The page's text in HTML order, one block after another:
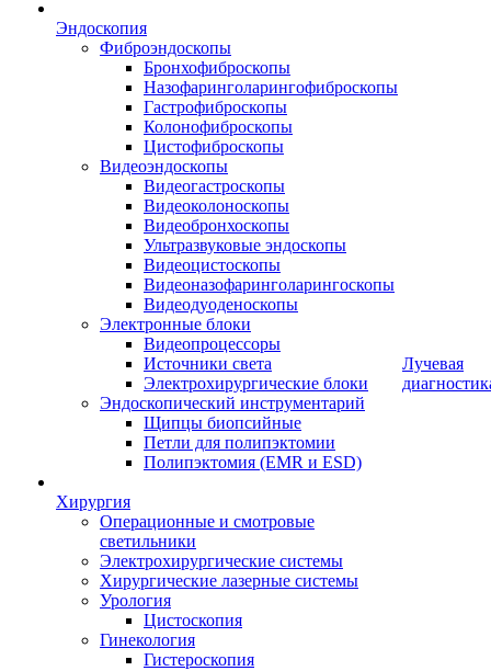
Эндоскопия
Фиброэндоскопы
Бронхофиброскопы
Назофаринголарингофиброскопы
Гастрофиброскопы
Колонофиброскопы
Цистофиброскопы
Видеоэндоскопы
Видеогастроскопы
Видеоколоноскопы
Видеобронхоскопы
Ультразвуковые эндоскопы
Видеоцистоскопы
Видеоназофаринголарингоскопы
Видеодуоденоскопы
Электронные блоки
Видеопроцессоры
Источники света
Электрохирургические блоки
Эндоскопический инструментарий
Щипцы биопсийные
Петли для полипэктомии
Полипэктомия (EMR и ESD)
Хирургия
Операционные и смотровые
светильники
Электрохирургические системы
Хирургические лазерные системы
Урология
Цистоскопия
Гинекология
Гистероскопия
Лучевая